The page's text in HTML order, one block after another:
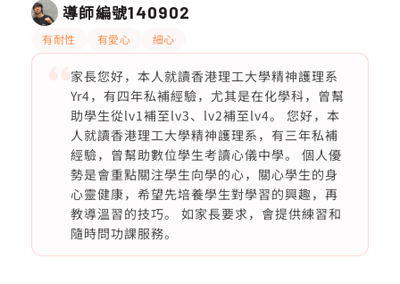
導師編號140902
有耐性 有愛心 細心
家長您好，本人就讀香港理工大學精神護理系
Yr4，有四年私補經驗，尤其是在化學科，曾幫
助學生從lv1補至lv3、lv2補至lv4。 您好，本
人就讀香港理工大學精神護理系，有三年私補
經驗，曾幫助數位學生考讀心儀中學。 個人優
勢是會重點關注學生向學的心，關心學生的身
心靈健康，希望先培養學生對學習的興趣，再
教導溫習的技巧。 如家長要求，會提供練習和
隨時問功課服務。